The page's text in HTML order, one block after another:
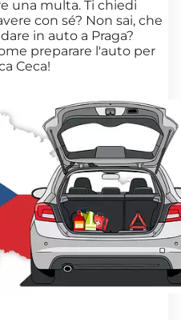
una multa. Ti chiedi
con sé? Non sai, che
in auto a Praga?
preparare l'auto per
Ceca!